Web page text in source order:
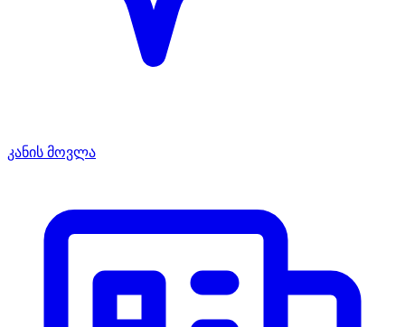
კანის მოვლა